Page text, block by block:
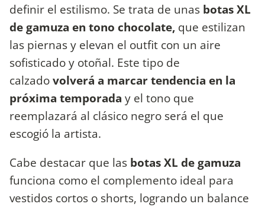
definir el estilismo. Se trata de unas botas XL
de gamuza en tono chocolate, que estilizan
las piernas y elevan el outfit con un aire
sofisticado y otoñal. Este tipo de
calzadovolverá a marcar tendencia en la
próxima temporada y el tono que
reemplazará al clásico negro será el que
escogió la artista.
Cabe destacar que las botas XL de gamuza
funciona como el complemento ideal para
vestidos cortos o shorts, logrando un balance